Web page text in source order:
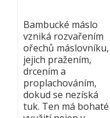
Bambucké máslo
vzniká rozvařením
ořechů máslovníku,
jejich pražením,
drcením a
proplachováním,
dokud se nezíská
tuk. Ten má bohaté